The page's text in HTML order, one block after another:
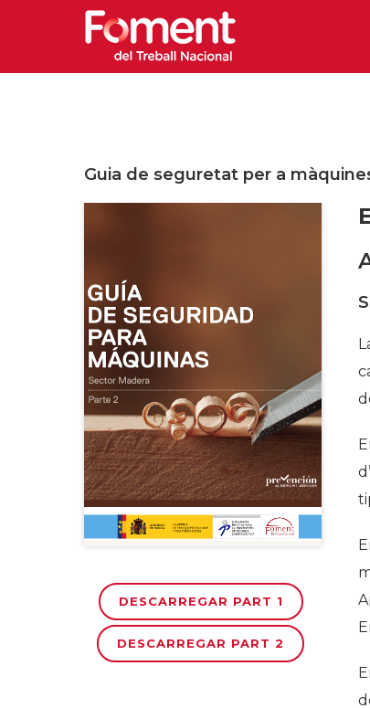
Guia de seguretat per a
DESCARREGAR PART 1
DESCARREGAR PART 2